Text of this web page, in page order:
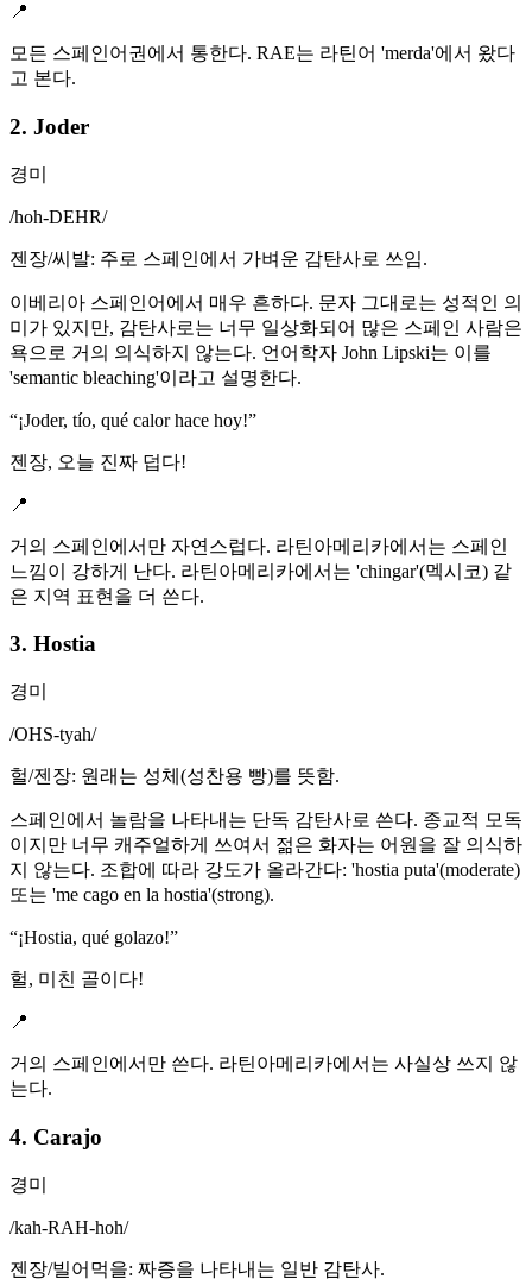
📍
모든 스페인어권에서 통한다. RAE는 라틴어 'merda'에서 왔다
고 본다.
2. Joder
경미
/hoh-DEHR/
젠장/씨발: 주로 스페인에서 가벼운 감탄사로 쓰임.
이베리아 스페인어에서 매우 흔하다. 문자 그대로는 성적인 의
미가 있지만, 감탄사로는 너무 일상화되어 많은 스페인 사람은
욕으로 거의 의식하지 않는다. 언어학자 John Lipski는 이를
'semantic bleaching'이라고 설명한다.
“¡Joder, tío, qué calor hace hoy!”
젠장, 오늘 진짜 덥다!
📍
거의 스페인에서만 자연스럽다. 라틴아메리카에서는 스페인
느낌이 강하게 난다. 라틴아메리카에서는 'chingar'(멕시코) 같
은 지역 표현을 더 쓴다.
3. Hostia
경미
/OHS-tyah/
헐/젠장: 원래는 성체(성찬용 빵)를 뜻함.
스페인에서 놀람을 나타내는 단독 감탄사로 쓴다. 종교적 모독
이지만 너무 캐주얼하게 쓰여서 젊은 화자는 어원을 잘 의식하
지 않는다. 조합에 따라 강도가 올라간다: 'hostia puta'(moderate)
또는 'me cago en la hostia'(strong).
“¡Hostia, qué golazo!”
헐, 미친 골이다!
📍
거의 스페인에서만 쓴다. 라틴아메리카에서는 사실상 쓰지 않
는다.
4. Carajo
경미
/kah-RAH-hoh/
젠장/빌어먹을: 짜증을 나타내는 일반 감탄사.